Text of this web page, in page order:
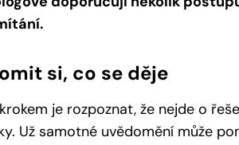
si, co se děje
je rozpoznat, že nejde o
Už samotné uvědomění může